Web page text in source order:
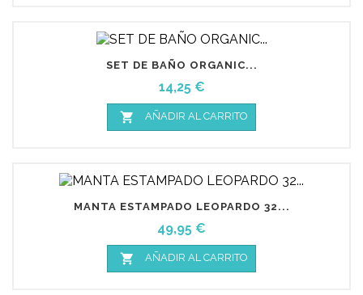
SET DE BAÑO ORGANIC...
Precio
14,25 €
 AÑADIR AL CARRITO
MANTA ESTAMPADO LEOPARDO 32...
Precio
49,95 €
 AÑADIR AL CARRITO